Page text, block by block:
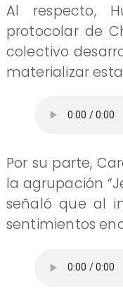
Al respecto,
protocolar de
colectivo
materializar
Por su parte,
la agrupación
señaló que al
sentimientos